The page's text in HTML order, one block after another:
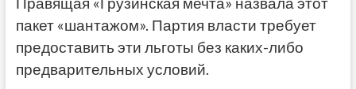
пакет «шантажом». Партия власти требует
предоставить эти льготы без каких-либо
предварительных условий.